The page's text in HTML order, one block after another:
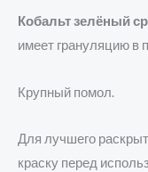
Кобальт зелёный
имеет грануляцию в
Крупный помол.
Для лучшего
краску перед